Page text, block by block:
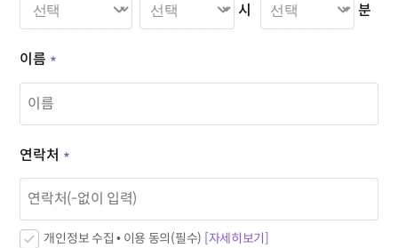
시 분
이름 *
연락처 *
개인정보 수집 • 이용 동의(필수) [자세히보기]